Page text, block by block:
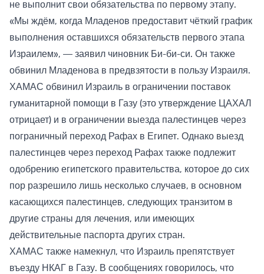
не выполнит свои обязательства по первому этапу.
«Мы ждём, когда Младенов предоставит чёткий график
выполнения оставшихся обязательств первого этапа
Израилем», — заявил чиновник Би-би-си. Он также
обвинил Младенова в предвзятости в пользу Израиля.
ХАМАС обвинил Израиль в ограничении поставок
гуманитарной помощи в Газу (это утверждение ЦАХАЛ
отрицает) и в ограничении выезда палестинцев через
пограничный переход Рафах в Египет. Однако выезд
палестинцев через переход Рафах также подлежит
одобрению египетского правительства, которое до сих
пор разрешило лишь несколько случаев, в основном
касающихся палестинцев, следующих транзитом в
другие страны для лечения, или имеющих
действительные паспорта других стран.
ХАМАС также намекнул, что Израиль препятствует
въезду НКАГ в Газу. В сообщениях говорилось, что